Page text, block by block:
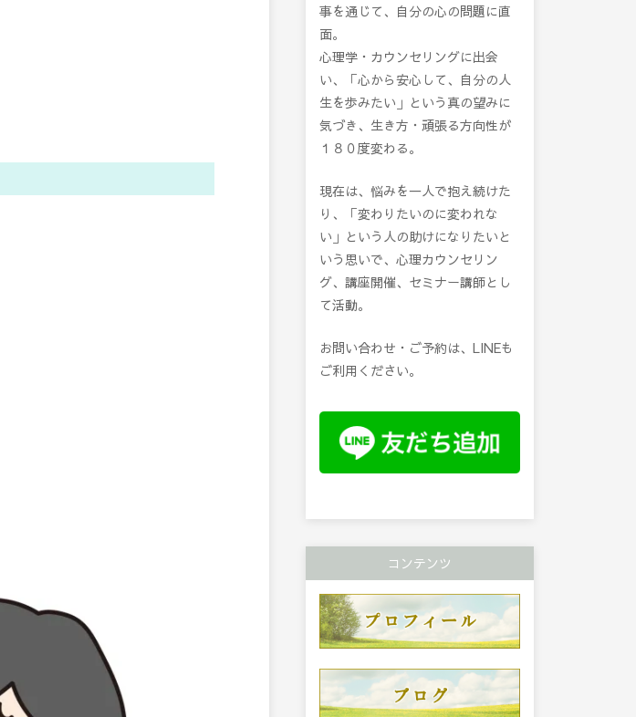
事を通じて、自分の心の問題に直
面。
心理学・カウンセリングに出会
い、「心から安心して、自分の人
生を歩みたい」という真の望みに
気づき、生き方・頑張る方向性が
１８０度変わる。
現在は、悩みを一人で抱え続けた
り、「変わりたいのに変われな
い」という人の助けになりたいと
いう思いで、心理カウンセリン
グ、講座開催、セミナー講師とし
て活動。
お問い合わせ・ご予約は、LINEも
ご利用ください。
コンテンツ